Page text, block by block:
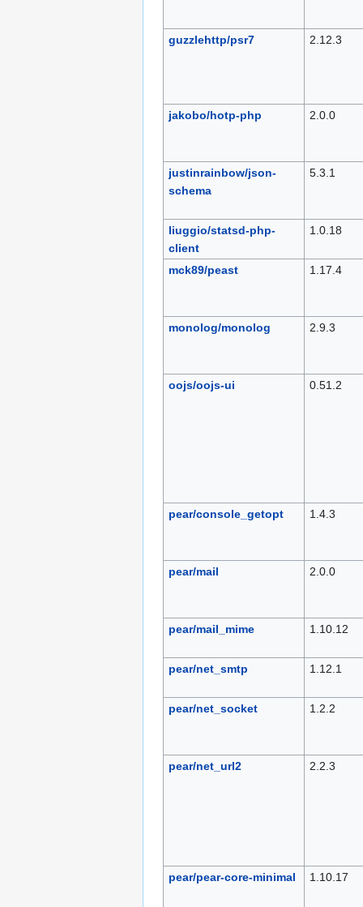
guzzlehttp/psr7 2.12.3
jakobo/hotp-php 2.0.0
justinrainbow/json-
schema
5.3.1
liuggio/statsd-php-
client
1.0.18
mck89/peast 1.17.4
monolog/monolog 2.9.3
oojs/oojs-ui 0.51.2
pear/console_getopt 1.4.3
pear/mail 2.0.0
pear/mail_mime 1.10.12
pear/net_smtp 1.12.1
pear/net_socket 1.2.2
pear/net_url2 2.2.3
pear/pear-core-minimal 1.10.17